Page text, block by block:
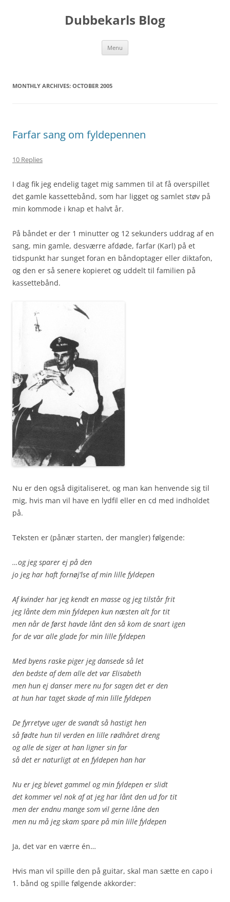
Dubbekarls Blog
Menu
MONTHLY ARCHIVES: OCTOBER 2005
Farfar sang om fyldepennen
10 Replies
I dag fik jeg endelig taget mig sammen til at få overspillet
det gamle kassettebånd, som har ligget og samlet støv på
min kommode i knap et halvt år.
På båndet er der 1 minutter og 12 sekunders uddrag af en
sang, min gamle, desværre afdøde, farfar (Karl) på et
tidspunkt har sunget foran en båndoptager eller diktafon,
og den er så senere kopieret og uddelt til familien på
kassettebånd.
Nu er den også digitaliseret, og man kan henvende sig til
mig, hvis man vil have en lydfil eller en cd med indholdet
på.
Teksten er (pånær starten, der mangler) følgende:
…og jeg sparer ej på den
jo jeg har haft fornøj’lse af min lille fyldepen
Af kvinder har jeg kendt en masse og jeg tilstår frit
jeg lånte dem min fyldepen kun næsten alt for tit
men når de først havde lånt den så kom de snart igen
for de var alle glade for min lille fyldepen
Med byens raske piger jeg dansede så let
den bedste af dem alle det var Elisabeth
men hun ej danser mere nu for sagen det er den
at hun har taget skade af min lille fyldepen
De fyrretyve uger de svandt så hastigt hen
så fødte hun til verden en lille rødhåret dreng
og alle de siger at han ligner sin far
så det er naturligt at en fyldepen han har
Nu er jeg blevet gammel og min fyldepen er slidt
det kommer vel nok af at jeg har lånt den ud for tit
men der endnu mange som vil gerne låne den
men nu må jeg skam spare på min lille fyldepen
Ja, det var en værre én…
Hvis man vil spille den på guitar, skal man sætte en capo i
1. bånd og spille følgende akkorder: